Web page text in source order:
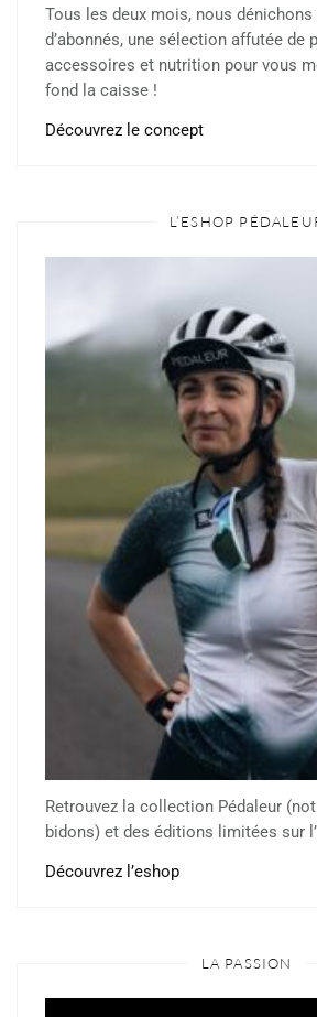
Tous les deux mois, nous
d’abonnés, une sélection affutée de
accessoires et nutrition pour vous
fond la caisse !
Découvrez le concept
L’ESHOP
Retrouvez la collection Pédaleur
bidons) et des éditions limitées sur
Découvrez l’eshop
LA PASSION